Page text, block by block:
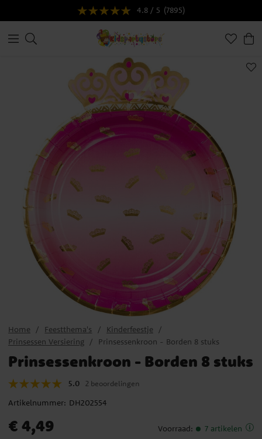
4.8 / 5 (7895)
Home Feestthema's
Kinderfeestje
Prinsessen Versiering
Prinsessenkroon - Borden 8 stuks
Prinsessenkroon - Borden 8 stuks
5.0 2 beoordelingen
Artikelnummer: DH202554
Prijs: € 4,49
€ 4,49 Voorraad: 7 artikelen